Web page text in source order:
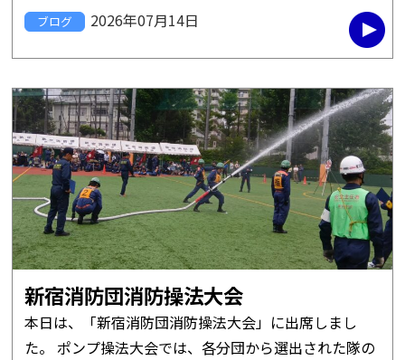
う皆さんも、日傘やハンディファンを持つ方も多く、
そのためにレポート配布は苦 […]
ブログ 2026年07月14日
新宿消防団消防操法大会
本日は、「新宿消防団消防操法大会」に出席しまし
た。 ポンプ操法大会では、各分団から選出された隊の